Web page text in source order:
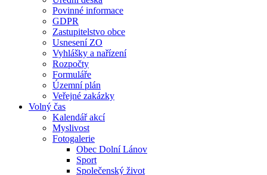
Povinné informace
GDPR
Zastupitelstvo obce
Usnesení ZO
Vyhlášky a nařízení
Rozpočty
Formuláře
Územní plán
Veřejné zakázky
Volný čas
Kalendář akcí
Myslivost
Fotogalerie
Obec Dolní Lánov
Sport
Společenský život